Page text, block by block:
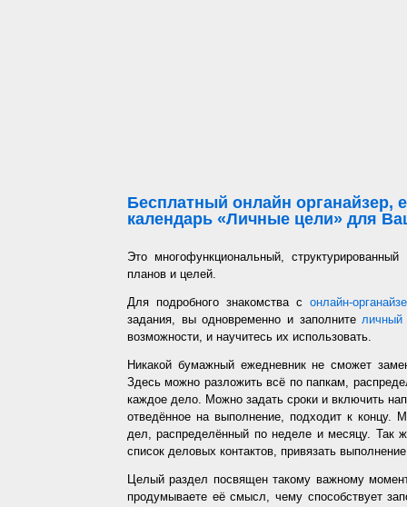
Бесплатный онлайн органайзер,
календарь «Личные цели» для
Это многофункциональный,
планов и целей.
Для подробного знакомства с онлайн-
задания, вы одновременно и заполнителичный
возможности, и научитесь их использовать.
Никакой бумажный ежедневник не сможет
Здесь можно разложить всё по папкам,
каждое дело. Можно задать сроки и включить
отведённое на выполнение, подходит к концу.
дел, распределённый по неделе и месяцу. Так
список деловых контактов, привязать
Целый раздел посвящен такому важному
продумываете её смысл, чему способствует